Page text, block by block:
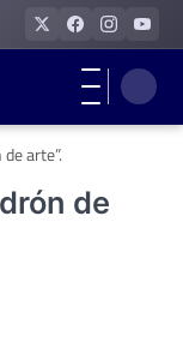
arte”.
de